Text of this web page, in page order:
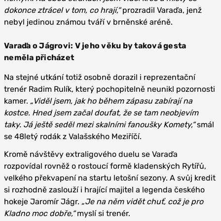
dokonce ztrácel v tom, co hrají,“prozradil Varaďa, jenž
nebyl jedinou známou tváří v brněnské aréně.
Varaďa o Jágrovi: V jeho věku by taková gesta
neměla přicházet
Na stejné utkání totiž osobně dorazil i reprezentační
trenér Radim Rulík, který pochopitelně neunikl pozornosti
kamer. „Viděl jsem, jak ho během zápasu zabírají na
kostce. Hned jsem začal doufat, že se tam neobjevím
taky. Já ještě seděl mezi skalními fanoušky Komety,“smál
se 48letý rodák z Valašského Meziříčí.
Kromě návštěvy extraligového duelu se Varaďa
rozpovídal rovněž o rostoucí formě kladenských Rytířů,
velkého překvapení na startu letošní sezony. A svůj kredit
si rozhodně zaslouží i hrající majitel a legenda českého
hokeje Jaromír Jágr. „Je na něm vidět chuť, což je pro
Kladno moc dobře,“myslí si trenér.